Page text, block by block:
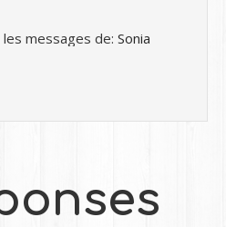
messages de: Sonia